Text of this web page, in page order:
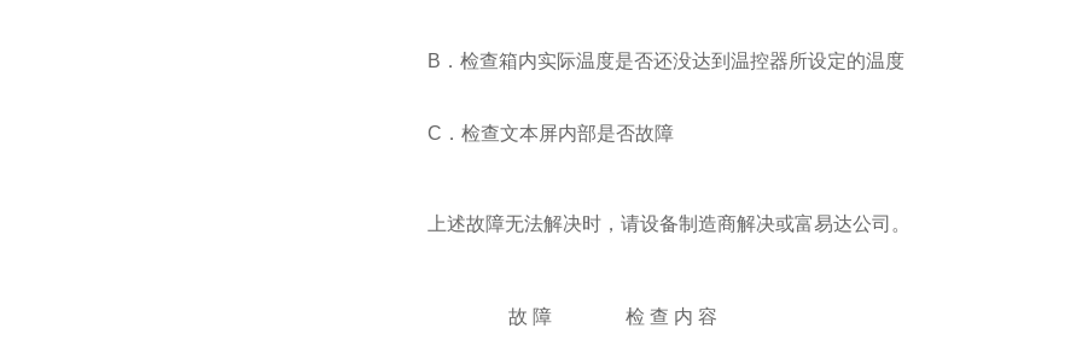
B．检查箱内实际温度是否还没达到温控器所设定的温度
C．检查文本屏内部是否故障
上述故障无法解决时，请设备制造商解决或富易达公司。
故 障 检 查 内 容